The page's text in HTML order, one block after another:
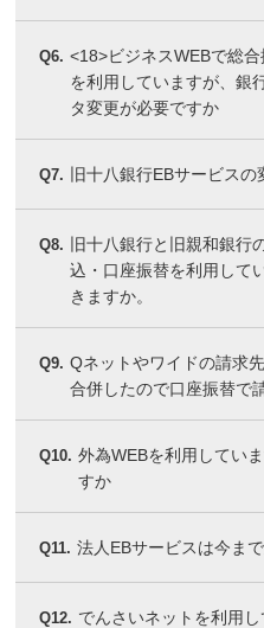
Q6. <18>ビジネスWEBで総
を利用していますが、銀
タ変更が必要ですか
Q7. 旧十八銀行EBサービス
Q8.
旧十八銀行と旧親和銀行
込・口座振替を利用して
きますか。
Q9. Qネットやワイドの請求
合併したので口座振替で
Q10. 外為WEBを利用してい
すか
Q11. 法人EBサービスは今ま
Q12. でんさいネットを利用